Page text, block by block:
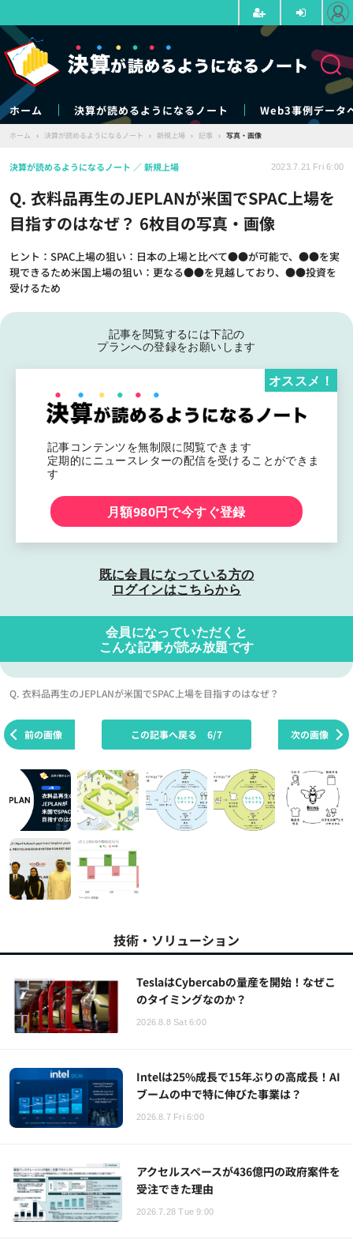
ホーム 決算が読めるようになるノート Web3事例データ
ホーム › 決算が読めるようになるノート › 新規上場 › 記事 › 写真・画像
Q. 衣料品再生のJEPLANが米国でSPAC上場を
目指すのはなぜ？ 6枚目の写真・画像
ヒント：SPAC上場の狙い：日本の上場と比べて●●が可能で、●●を実
現できるため米国上場の狙い：更なる●●を見越しており、●●投資を
受けるため
決算が読めるようになるノート 新規上場 2023.7.21 Fri 6:00
記事を閲覧するには下記の
プランへの登録をお願いします
記事コンテンツを無制限に閲覧できます
定期的にニュースレターの配信を受けることができま
す
オススメ！
月額980円で今すぐ登録
既に会員になっている方の
ログインはこちらから
会員になっていただくと
こんな記事が読み放題です
Q. 衣料品再生のJEPLANが米国でSPAC上場を目指すのはなぜ？
前の画像 次の画像
この記事へ戻る 6/7
技術・ソリューション
TeslaはCybercabの量産を開始！なぜこ
のタイミングなのか？
2026.8.8 Sat 6:00
Intelは25%成長で15年ぶりの高成長！AI
ブームの中で特に伸びた事業は？
2026.8.7 Fri 6:00
アクセルスペースが436億円の政府案件を
受注できた理由
2026.7.28 Tue 9:00